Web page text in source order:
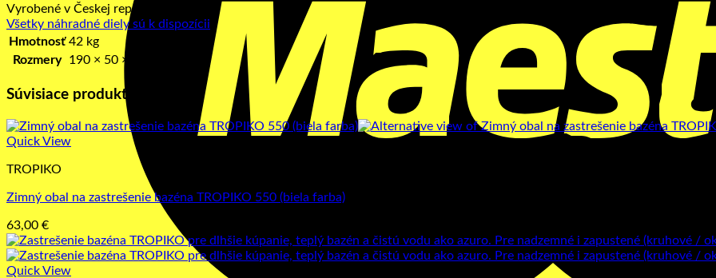
Vyrobené v Českej republike.
Všetky náhradné diely sú k dispozícii
Hmotnosť 42 kg
Rozmery
190 × 50 × 25 cm
Súvisiace produkty
Quick View
TROPIKO
Zimný obal na zastrešenie bazéna TROPIKO 550 (biela farba)
63,00 €
Quick View